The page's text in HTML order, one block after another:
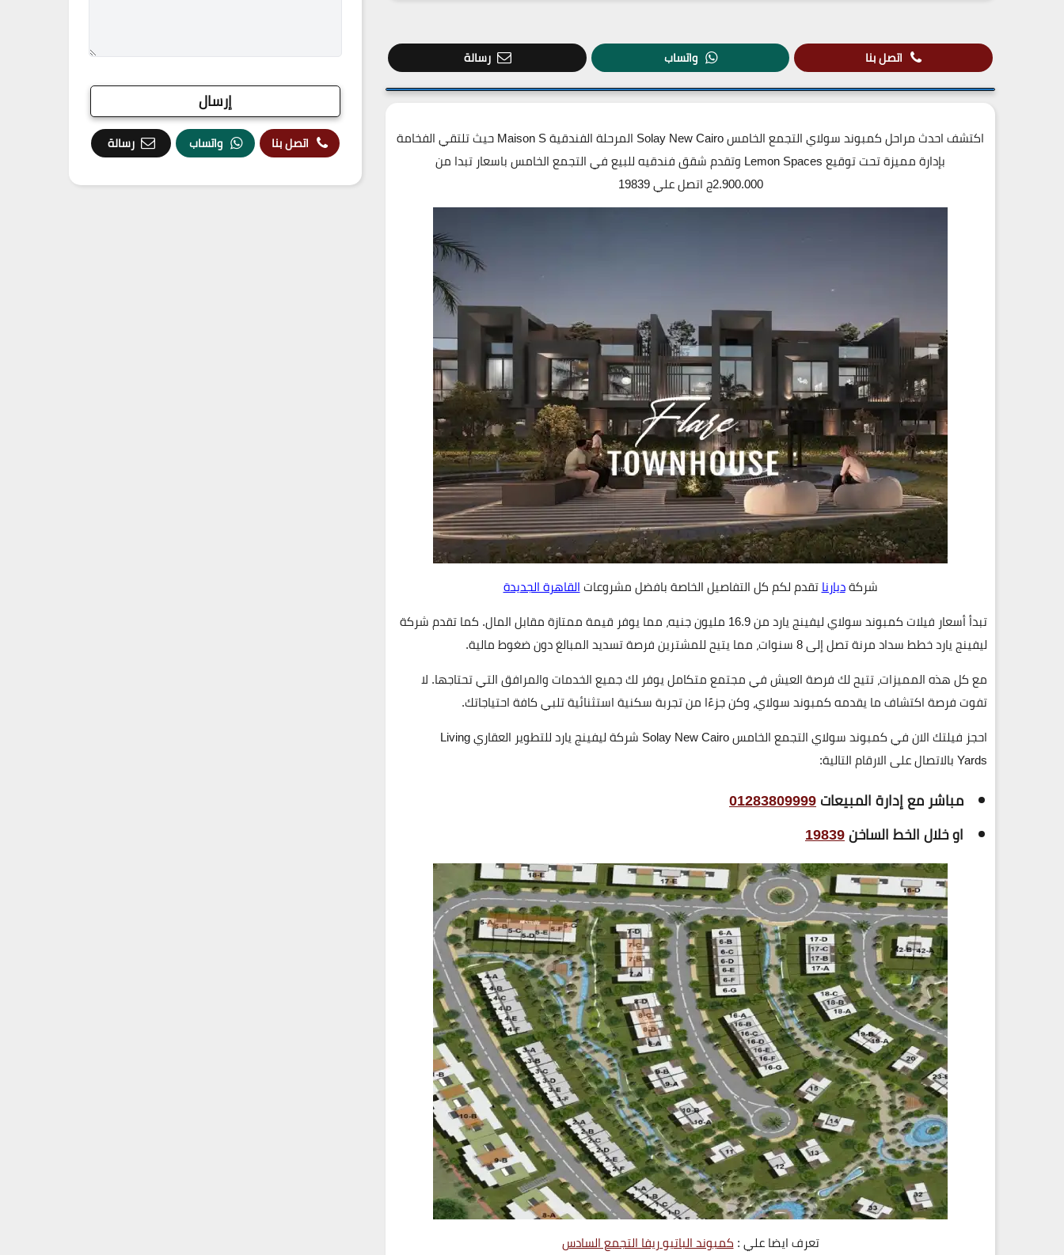
اتصل بنا واتساب رسالة
اكتشف احدث مراحل كمبوند سولاي التجمع الخامس Solay New Cairo المرحلة الفندقية Maison S حيث تلتقي الفخامة
بإدارة مميزة تحت توقيع Lemon Spaces وتقدم شقق فندقيه للبيع في التجمع الخامس باسعار تبدا من
2.900.000ج اتصل علي 19839
شركةديارناتقدم لكم كل التفاصيل الخاصة بافضل مشروعاتالقاهرة الجديدة
تبدأ أسعار فيلات كمبوند سولاي ليفينج يارد من16.9 مليون جنيه
، مما يوفر قيمة ممتازة مقابل المال. كما تقدم شركة
ليفينج يارد خطط سداد مرنة تصل إلى8 سنوات
، مما يتيح للمشترين فرصة تسديد المبالغ دون ضغوط مالية.
مع كل هذه المميزات، تتيح لك فرصة العيش في مجتمع متكامل يوفر لك جميع الخدمات والمرافق التي تحتاجها. لا
تفوت فرصة اكتشاف ما يقدمه كمبوند سولاي، وكن جزءًا من تجربة سكنية استثنائية تلبي كافة احتياجاتك.
احجز فيلتك الان في كمبوند سولاي التجمع الخامس Solay New Cairo شركة ليفينج يارد للتطوير العقاري Living
Yardsبالاتصال على الارقام التالية:
مباشر مع إدارة المبيعات01283809999
او خلال الخط الساخن19839
تعرف ايضا علي :كمبوند الباتيو ريفا التجمع السادس
اتصل بنا واتساب رسالة